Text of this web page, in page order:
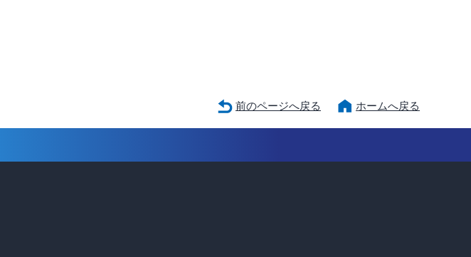
前のページへ戻る ホームへ戻る